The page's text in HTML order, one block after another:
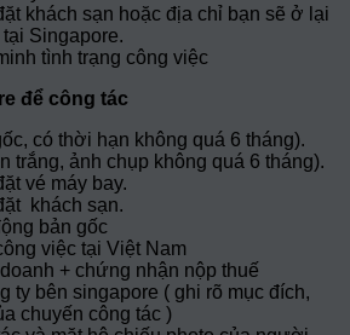
khách sạn hoặc địa chỉ bạn sẽ ở lại
Singapore.
tình trạng công việc
để công tác
có thời hạn không quá 6 tháng).
trắng, ảnh chụp không quá 6 tháng).
vé máy bay.
khách sạn.
bản gốc
việc tại Việt Nam
+ chứng nhận nộp thuế
ty bên singapore ( ghi rõ mục đích,
chuyến công tác )